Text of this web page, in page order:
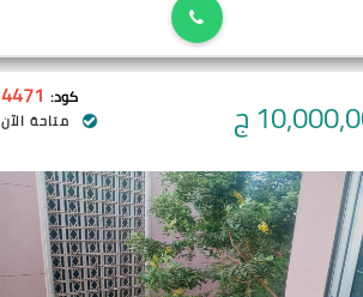
ج كود: 4471
متاحة الآن